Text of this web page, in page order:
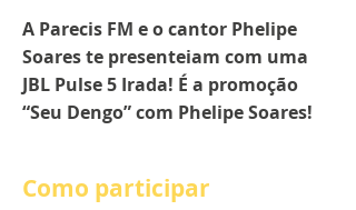
A Parecis FM e o cantor Phelipe
Soares te presenteiam com uma
JBL Pulse 5 Irada! É a promoção
“Seu Dengo” com Phelipe Soares!
Como participar